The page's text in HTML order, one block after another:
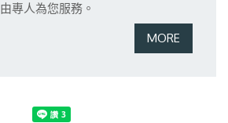
由專人為您服務。